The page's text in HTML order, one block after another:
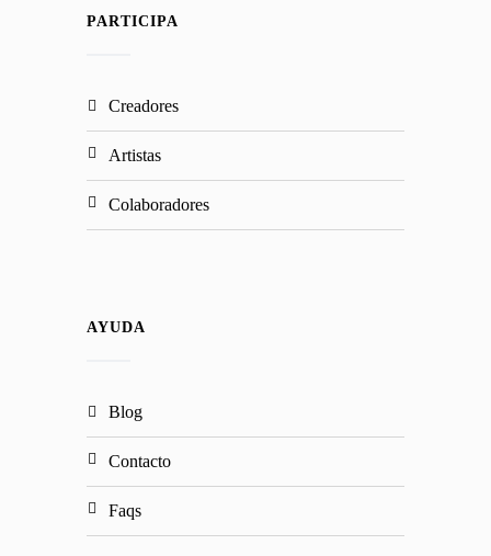
PARTICIPA
creadores
artistas
colaboradores
AYUDA
blog
contacto
faqs